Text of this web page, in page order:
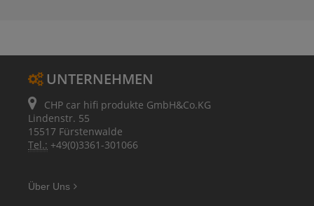
UNTERNEHMEN
CHP car hifi produkte GmbH&Co.KG
Lindenstr. 55
15517 Fürstenwalde
Tel.: +49(0)3361-301066
Über Uns